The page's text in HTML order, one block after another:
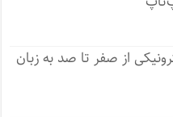
از صفر تا صد به زبان